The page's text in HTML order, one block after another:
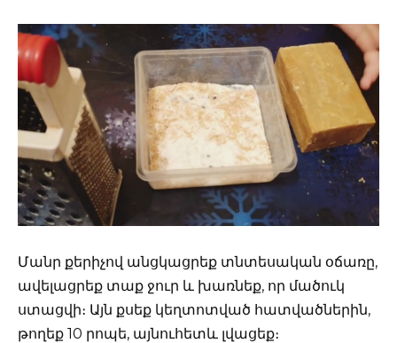
Մանր քերիչով անցկացրեք տնտեսական օճառը,
ավելացրեք տաք ջուր և խառնեք, որ մածուկ
ստացվի։ Այն քսեք կեղտոտված հատվածներին,
թողեք 10 րոպե, այնուհետև լվացեք։